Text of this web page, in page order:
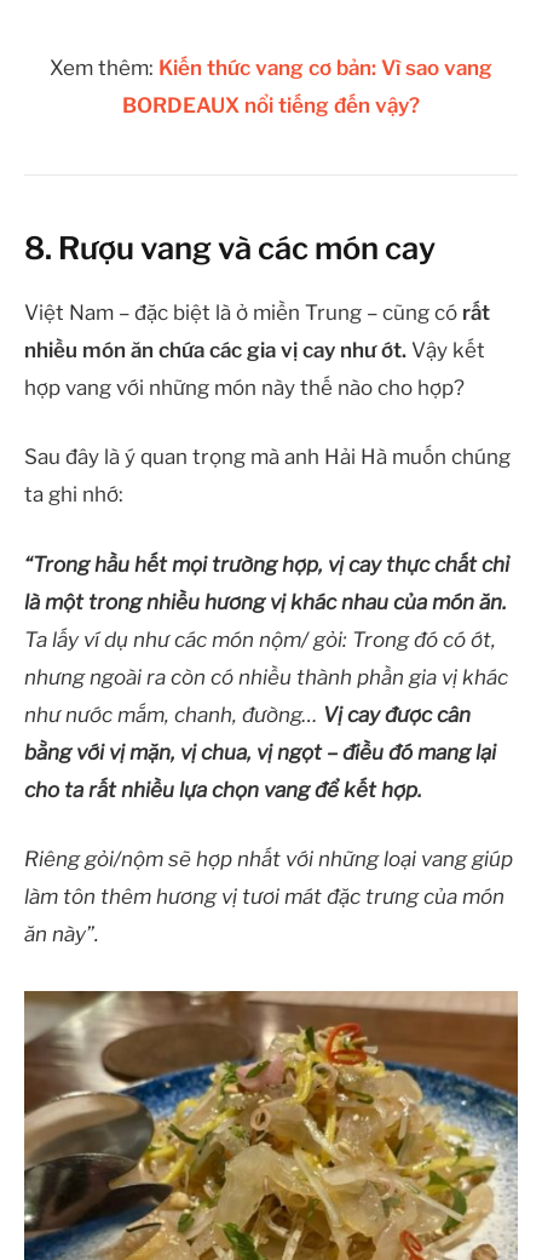
Xem thêm: Kiến thức vang cơ bản: Vì sao vang
BORDEAUX nổi tiếng đến vậy?
8. Rượu vang và các món cay
Việt Nam – đặc biệt là ở miền Trung – cũng có rất
nhiều món ăn chứa các gia vị cay như ớt. Vậy kết
hợp vang với những món này thế nào cho hợp?
Sau đây là ý quan trọng mà anh Hải Hà muốn chúng
ta ghi nhớ:
“Trong hầu hết mọi trường hợp, vị cay thực chất chỉ
là một trong nhiều hương vị khác nhau của món ăn.
Ta lấy ví dụ như các món nộm/ gỏi: Trong đó có ớt,
nhưng ngoài ra còn có nhiều thành phần gia vị khác
như nước mắm, chanh, đường… Vị cay được cân
bằng với vị mặn, vị chua, vị ngọt – điều đó mang lại
cho ta rất nhiều lựa chọn vang để kết hợp.
Riêng gỏi/nộm sẽ hợp nhất với những loại vang giúp
làm tôn thêm hương vị tươi mát đặc trưng của món
ăn này”.